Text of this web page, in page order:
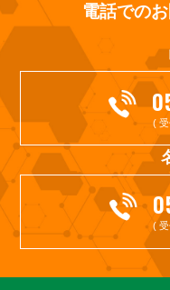
電話での
(
(